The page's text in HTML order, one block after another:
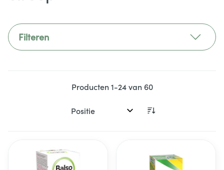
Filteren
Producten1-24van 60
Sorteer op: